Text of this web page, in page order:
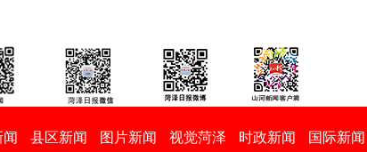
县区新闻 图片新闻 视觉菏泽 时政新闻 国际新闻